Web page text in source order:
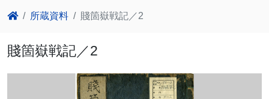
所蔵資料 賤箇嶽戦記／2
賤箇嶽戦記／2